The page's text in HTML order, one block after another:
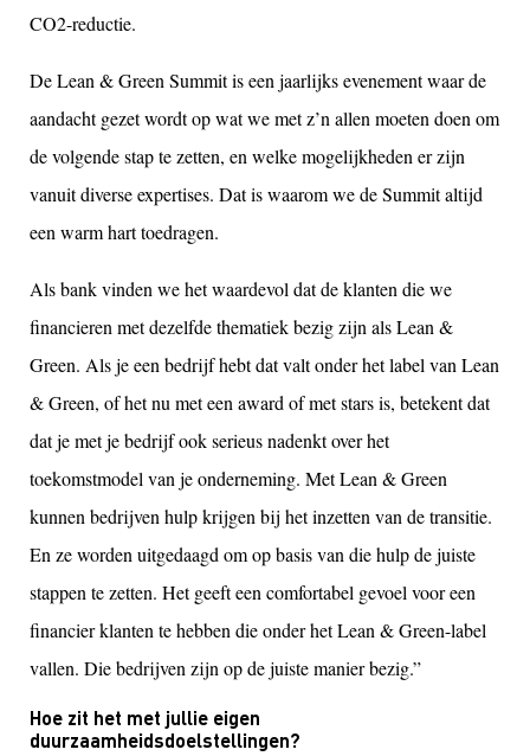
CO2-reductie.
De Lean & Green Summit is een jaarlijks evenement waar de
aandacht gezet wordt op wat we met z’n allen moeten doen om
de volgende stap te zetten, en welke mogelijkheden er zijn
vanuit diverse expertises. Dat is waarom we de Summit altijd
een warm hart toedragen.
Als bank vinden we het waardevol dat de klanten die we
financieren met dezelfde thematiek bezig zijn als Lean &
Green. Als je een bedrijf hebt dat valt onder het label van Lean
& Green, of het nu met een award of met stars is, betekent dat
dat je met je bedrijf ook serieus nadenkt over het
toekomstmodel van je onderneming. Met Lean & Green
kunnen bedrijven hulp krijgen bij het inzetten van de transitie.
En ze worden uitgedaagd om op basis van die hulp de juiste
stappen te zetten. Het geeft een comfortabel gevoel voor een
financier klanten te hebben die onder het Lean & Green-label
vallen. Die bedrijven zijn op de juiste manier bezig.”
Hoe zit het met jullie eigen
duurzaamheidsdoelstellingen?